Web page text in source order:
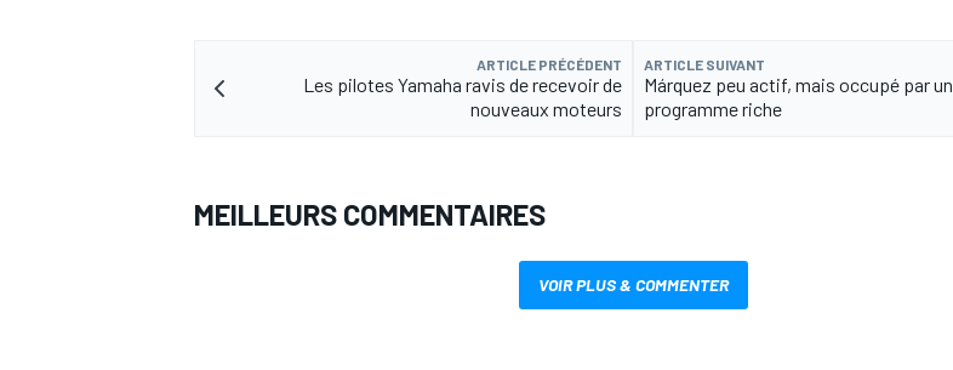
ARTICLE PRÉCÉDENT
Les pilotes Yamaha ravis de recevoir de
nouveaux moteurs
ARTICLE SUIVANT
Márquez peu actif, mais occupé par un
programme riche
MEILLEURS COMMENTAIRES
VOIR PLUS & COMMENTER